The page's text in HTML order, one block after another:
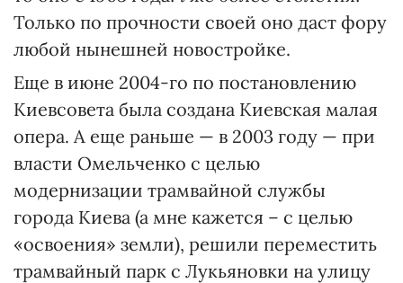
Только по прочности своей оно даст фору
любой нынешней новостройке.
Еще в июне 2004-го по постановлению
Киевсовета была создана Киевская малая
опера. А еще раньше — в 2003 году — при
власти Омельченко с целью
модернизации трамвайной службы
города Киева (а мне кажется – с целью
«освоения» земли), решили переместить
трамвайный парк с Лукьянов­ки на улицу